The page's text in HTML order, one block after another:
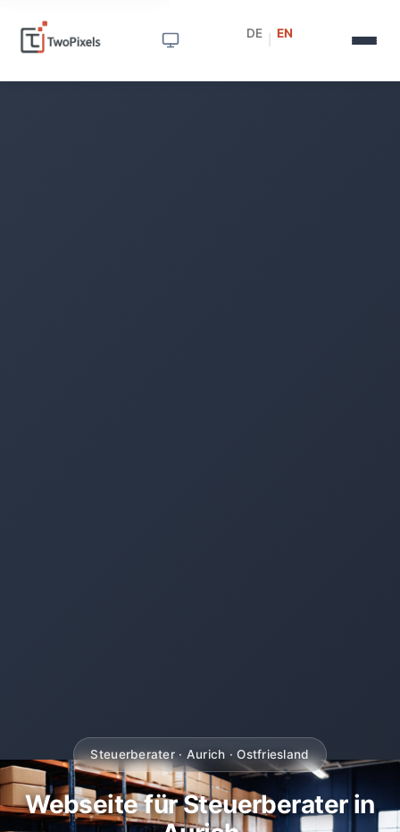
DE EN
Steuerberater · Aurich · Ostfriesland
Webseite für Steuerberater in